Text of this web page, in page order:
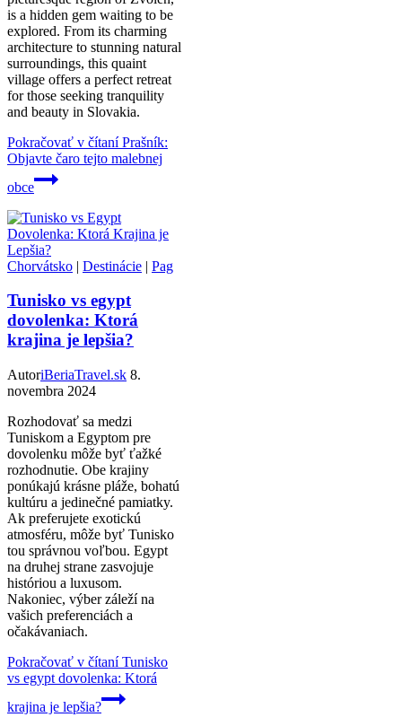
is a hidden gem waiting to be
explored. From its charming
architecture to stunning natural
surroundings, this quaint
village offers a perfect retreat
for those seeking tranquility
and beauty in Slovakia.
Pokračovať v čítaníPrašník:
Objavte čaro tejto malebnej
obce
Chorvátsko | Destinácie | Pag
Tunisko vs egypt
dovolenka: Ktorá
krajina je lepšia?
AutoriBeriaTravel.sk 8.
novembra 2024
Rozhodovať sa medzi
Tuniskom a Egyptom pre
dovolenku môže byť ťažké
rozhodnutie. Obe krajiny
ponúkajú krásne pláže, bohatú
kultúru a jedinečné pamiatky.
Ak preferujete exotickú
atmosféru, môže byť Tunisko
tou správnou voľbou. Egypt
na druhej strane zasvojuje
históriou a luxusom.
Nakoniec, výber záleží na
vašich preferenciách a
očakávaniach.
Pokračovať v čítaníTunisko
vs egypt dovolenka: Ktorá
krajina je lepšia?